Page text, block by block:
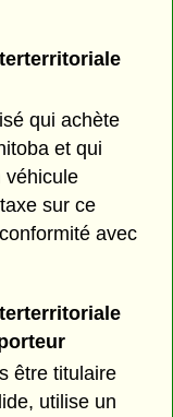
qui achète
et qui
véhicule
sur ce
avec
être titulaire
utilise un